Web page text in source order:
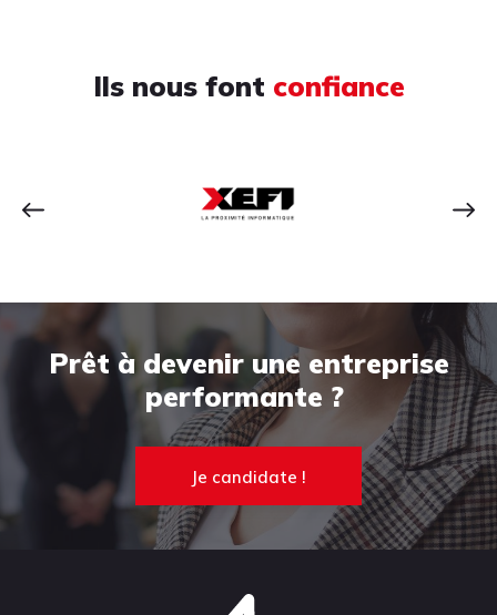
Ils nous font confiance
Prêt à devenir une entreprise
performante ?
Je candidate !